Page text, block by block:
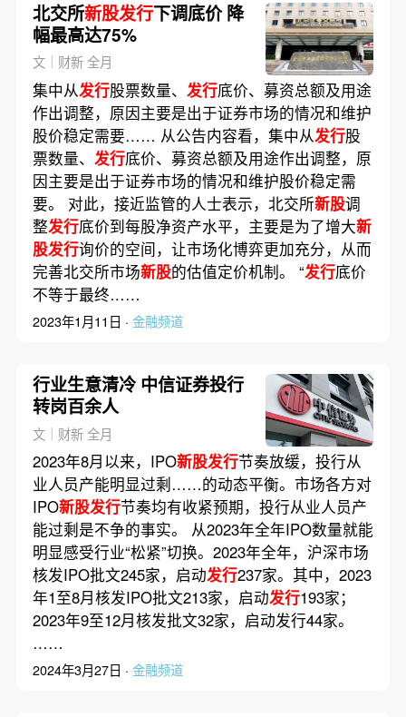
北交所新股发行下调底价 降
幅最高达75%
文｜财新 全月
集中从发行股票数量、 发行底价、募资总额及用途
作出调整，原因主要是出于证券市场的情况和维护
股价稳定需要…… 从公告内容看，集中从发行股
票数量、 发行底价、募资总额及用途作出调整，原
因主要是出于证券市场的情况和维护股价稳定需
要。 对此，接近监管的人士表示，北交所新股调
整发行底价到每股净资产水平，主要是为了增大新
股发行询价的空间，让市场化博弈更加充分，从而
完善北交所市场新股的估值定价机制。 “发行底价
不等于最终……
2023年1月11日 · 金融频道
行业生意清冷 中信证券投行
转岗百余人
文｜财新 全月
2023年8月以来，IPO新股发行节奏放缓，投行从
业人员产能明显过剩……的动态平衡。市场各方对
IPO新股发行节奏均有收紧预期，投行从业人员产
能过剩是不争的事实。 从2023年全年IPO数量就能
明显感受行业“松紧”切换。2023年全年，沪深市场
核发IPO批文245家，启动发行237家。其中，2023
年1至8月核发IPO批文213家，启动发行193家；
2023年9至12月核发批文32家，启动发行44家。
……
2024年3月27日 · 金融频道